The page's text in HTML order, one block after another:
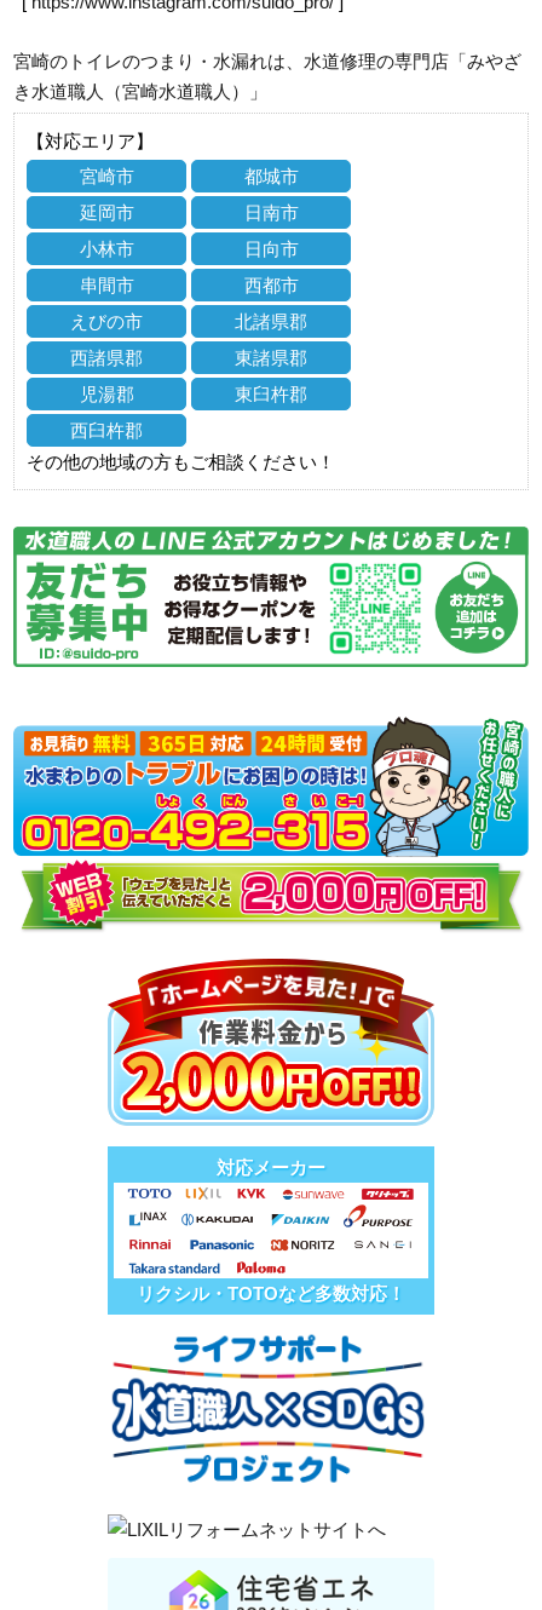
宮崎のトイレのつまり・水漏れは、水道修理の専門店「みやざ
き水道職人（宮崎水道職人）」
【対応エリア】
宮崎市
都城市
延岡市
日南市
小林市
日向市
串間市
西都市
えびの市
北諸県郡
西諸県郡
東諸県郡
児湯郡
東臼杵郡
西臼杵郡
その他の地域の方もご相談ください！
対応メーカー
リクシル・TOTOなど多数対応！